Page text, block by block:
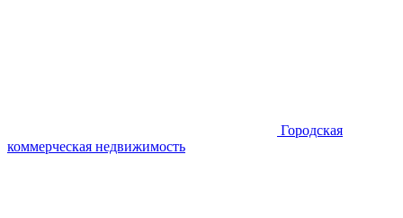
Городская
коммерческая недвижимость